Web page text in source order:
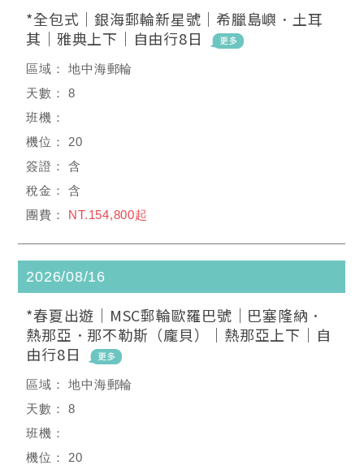
*全包式｜銀海郵輪新星號｜希臘島嶼．土耳
其｜雅典上下｜自由行8日
地中海郵輪
8
20
含
含
NT.154,800起
2026/08/16
*春夏出遊｜MSC郵輪歐羅巴號｜巴塞隆納．
熱那亞．那不勒斯（龐貝）｜熱那亞上下｜自
由行8日
地中海郵輪
8
20